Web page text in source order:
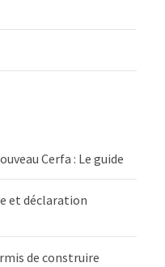
Cerfa : Le guide
et déclaration
de construire